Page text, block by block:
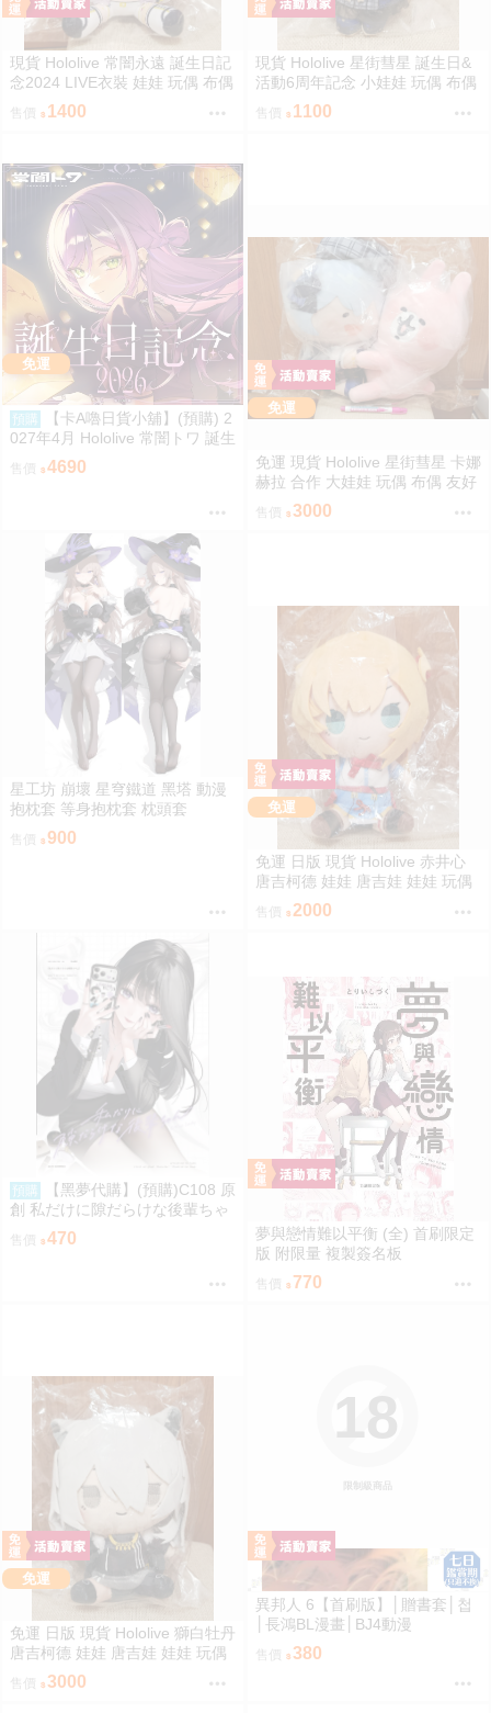
現貨 Hololive 常闇永遠 誕生日記
念2024 LIVE衣裝 娃娃 玩偶 布偶
常闇トワ トワ様ぬいぐるみ BY
ライブ衣装
1400
現貨 Hololive 星街彗星 誕生日&
活動6周年記念 小娃娃 玩偶 布偶
吊飾 星街すいせい おでかけすい
ちゃんぬいぐるみ
1100
免運
預購
【卡A嚕日貨小舖】(預購) 2
027年4月 Hololive 常闇トワ 誕生
日記念2026
售價 4690
免運
免運 現貨 Hololive 星街彗星 卡娜
赫拉 合作 大娃娃 玩偶 布偶 友好
抱抱大娃娃 星街すいせい カナヘ
イの小動物 なかよしハグぬいぐ
售價 3000
星工坊 崩壞 星穹鐵道 黑塔 動漫
抱枕套 等身抱枕套 枕頭套
售價 900
免運
免運 日版 現貨 Hololive 赤井心
唐吉柯德 娃娃 唐吉娃 娃娃 玩偶
ドン・キホーテ もちどる 赤井は
あと
售價 2000
預購
【黑夢代購】(預購)C108 原
創 私だけに隙だらけな後輩ちゃ
ん 社團名:saeu 繪師:saeu
470
夢與戀情難以平衡 (全) 首刷限定
版 附限量 複製簽名板
770
免運
免運 日版 現貨 Hololive 獅白牡丹
唐吉柯德 娃娃 唐吉娃 娃娃 玩偶
ドン・キホーテ もちどる 獅白ぼ
たん
售價 3000
限制級商品
18
異邦人 6【首刷版】│贈書套│첩
│長鴻BL漫畫│BJ4動漫
售價 380